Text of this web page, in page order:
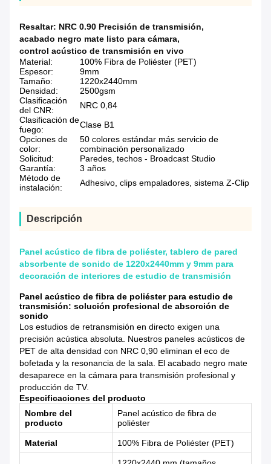
Resaltar: NRC 0.90 Precisión de transmisión,
acabado negro mate listo para cámara,
control acústico de transmisión en vivo
Material:
100% Fibra de Poliéster (PET)
Espesor:
9mm
Tamaño:
1220x2440mm
Densidad:
2500gsm
Clasificación
del CNR:
NRC 0,84
Clasificación de
fuego:
Clase B1
Opciones de
color:
50 colores estándar más servicio de
combinación personalizado
Solicitud:
Paredes, techos - Broadcast Studio
Garantía:
3 años
Método de
instalación:
Adhesivo, clips empaladores, sistema Z-Clip
Descripción
Panel acústico de fibra de poliéster, tablero de pared
absorbente de sonido de 1220x2440mm y 9mm para
decoración de interiores de estudio de transmisión
Panel acústico de fibra de poliéster para estudio de
transmisión: solución profesional de absorción de
sonido
Los estudios de retransmisión en directo exigen una
precisión acústica absoluta. Nuestros paneles acústicos de
PET de alta densidad con NRC 0,90 eliminan el eco de
bofetada y la resonancia de la sala. El acabado negro mate
desaparece en la cámara para transmisión profesional y
producción de TV.
Especificaciones del producto
Nombre del
producto
Panel acústico de fibra de
poliéster
Material 100% Fibra de Poliéster (PET)